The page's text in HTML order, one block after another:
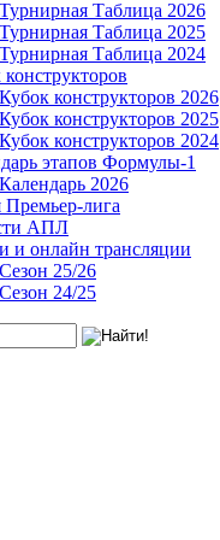
Турнирная Таблица 2026
Турнирная Таблица 2025
Турнирная Таблица 2024
Кубок конструкторов 2026
Кубок конструкторов 2025
Кубок конструкторов 2024
этапов Формулы-1
Календарь 2026
Премьер-лига
АПЛ
и онлайн трансляции
Сезон 25/26
Сезон 24/25